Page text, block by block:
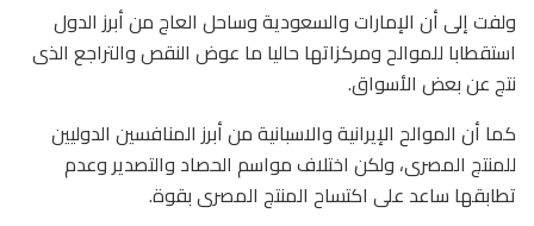
ولفت إلى أن الإمارات والسعودية وساحل العاج من أبرز الدول
استقطابا للموالح ومركزاتها حاليا ما عوض النقص والتراجع الذى
نتج عن بعض الأسواق.
كما أن الموالح الإيرانية والاسبانية من أبرز المنافسين الدوليين
للمنتج المصرى، ولكن اختلاف مواسم الحصاد والتصدير وعدم
تطابقها ساعد على اكتساح المنتج المصرى بقوة.